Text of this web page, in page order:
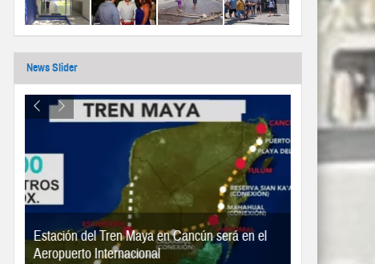
News Slider
Estación del Tren Maya en Cancún será en el
Aeropuerto Internacional